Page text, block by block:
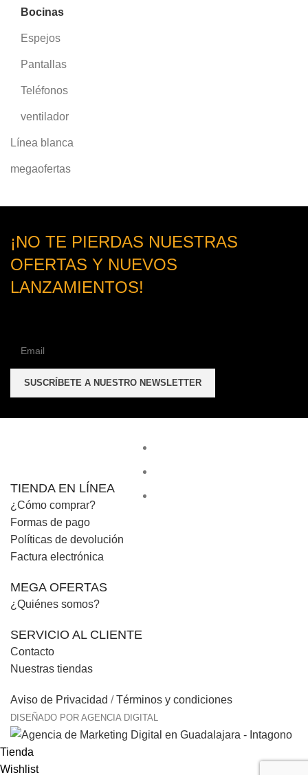
Bocinas
Espejos
Pantallas
Teléfonos
ventilador
Línea blanca
megaofertas
¡NO TE PIERDAS NUESTRAS
OFERTAS Y NUEVOS
LANZAMIENTOS!
TIENDA EN LÍNEA
¿Cómo comprar?
Formas de pago
Políticas de devolución
Factura electrónica
MEGA OFERTAS
¿Quiénes somos?
SERVICIO AL CLIENTE
Contacto
Nuestras tiendas
Aviso de Privacidad /Términos y condiciones
DISEÑADO POR AGENCIA DIGITAL
Tienda
Wishlist